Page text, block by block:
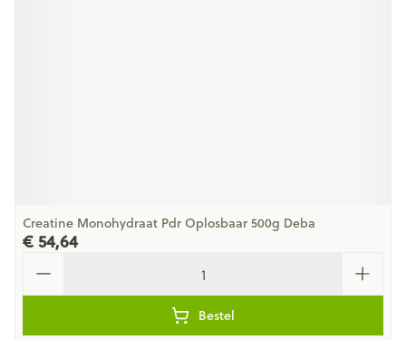
Creatine Monohydraat Pdr Oplosbaar 500g Deba
€ 54,64
Bestel